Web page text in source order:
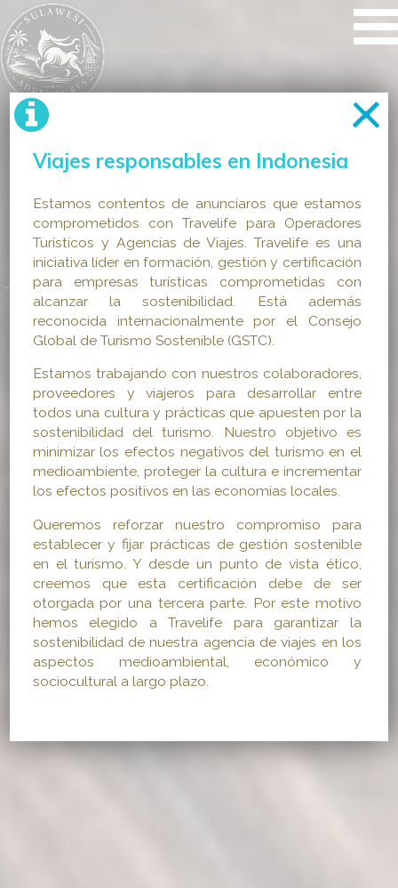
Viajes responsables en Indonesia
Estamos contentos de anunciaros que estamos
comprometidos con Travelife para Operadores
Turísticos y Agencias de Viajes. Travelife es una
iniciativa líder en formación, gestión y certificación
para empresas turísticas comprometidas con
alcanzar la sostenibilidad. Está además
reconocida internacionalmente por el Consejo
Global de Turismo Sostenible (GSTC).
Estamos trabajando con nuestros colaboradores,
proveedores y viajeros para desarrollar entre
todos una cultura y prácticas que apuesten por la
sostenibilidad del turismo. Nuestro objetivo es
minimizar los efectos negativos del turismo en el
medioambiente, proteger la cultura e incrementar
los efectos positivos en las economías locales.
Queremos reforzar nuestro compromiso para
establecer y fijar prácticas de gestión sostenible
en el turismo. Y desde un punto de vista ético,
creemos que esta certificación debe de ser
otorgada por una tercera parte. Por este motivo
hemos elegido a Travelife para garantizar la
sostenibilidad de nuestra agencia de viajes en los
aspectos medioambiental, económico y
sociocultural a largo plazo.